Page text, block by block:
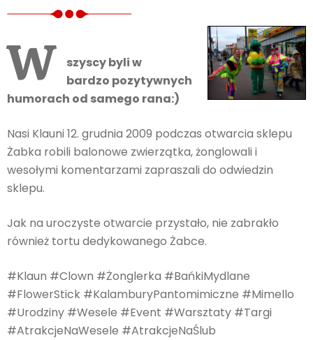
W
szyscy byli w
bardzo pozytywnych
humorach od samego rana:)
Nasi Klauni 12. grudnia 2009 podczas otwarcia sklepu
Żabka robili balonowe zwierzątka, żonglowali i
wesołymi komentarzami zapraszali do odwiedzin
sklepu.
Jak na uroczyste otwarcie przystało, nie zabrakło
również tortu dedykowanego Żabce.
#Klaun #Clown #Żonglerka #BańkiMydlane
#FlowerStick #KalamburyPantomimiczne #Mimello
#Urodziny #Wesele #Event #Warsztaty #Targi
#AtrakcjeNaWesele #AtrakcjeNaŚlub